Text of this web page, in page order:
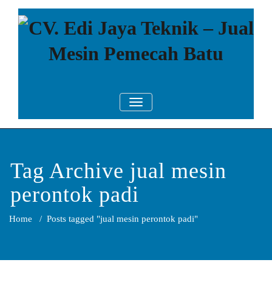
CV. Edi Jaya
Teknik – Jual
Pemecah Batu
TOGGLE NAVIGATION
Tag Archive jual mesin
perontok padi
Home / Posts tagged "jual mesin perontok padi"